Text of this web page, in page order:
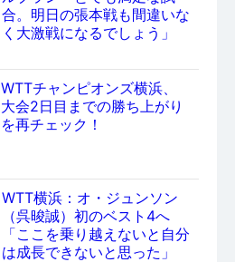
合。明日の張本戦も間違いな
く大激戦になるでしょう」
WTTチャンピオンズ横浜、
大会2日目までの勝ち上がり
を再チェック！
WTT横浜：オ・ジュンソン
（呉晙誠）初のベスト4へ
「ここを乗り越えないと自分
は成長できないと思った」